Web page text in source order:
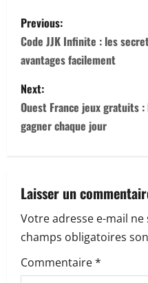
P
o
s
t
n
v
i
g
a
Previous:
Code JJK Infinite : les
avantages facilement
Next:
Ouest France jeux gratuits
gagner chaque jour
Laisser un
Votre adresse e-mail ne
champs obligatoires
Commentaire*